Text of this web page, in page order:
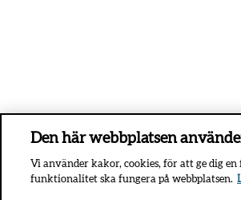
Den här webbplatsen
Vi använder kakor, cookies, för att ge dig
funktionalitet ska fungera på webbplatsen.